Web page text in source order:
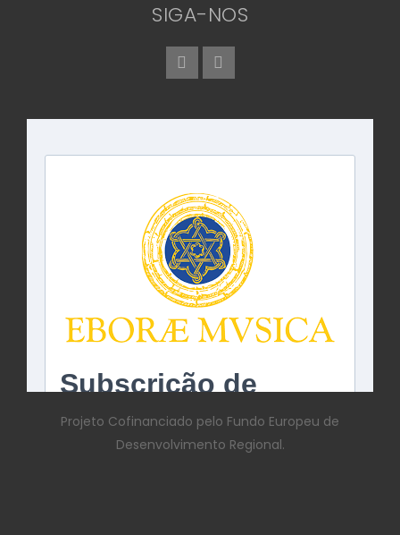
SIGA-NOS
Projeto Cofinanciado pelo Fundo Europeu de
Desenvolvimento Regional.